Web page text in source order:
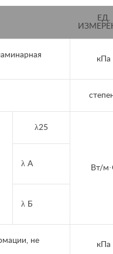
ЕД.
кПа
λ25
Вт/
λ А
λ Б
не
кПа